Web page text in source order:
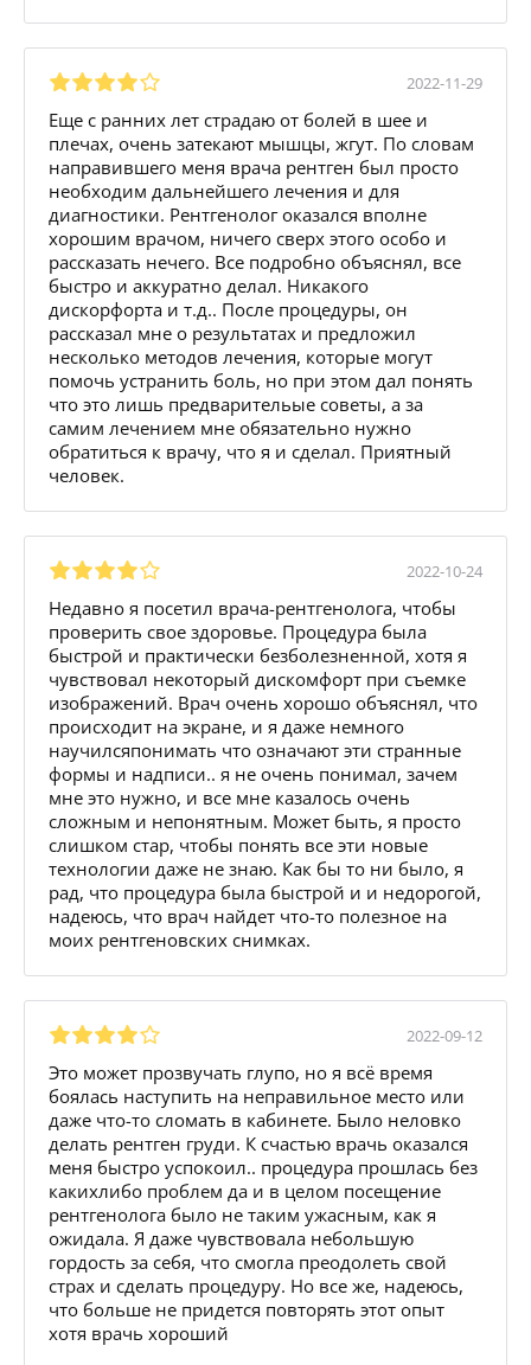
2022-11-29
Еще с ранних лет страдаю от болей в шее и
плечах, очень затекают мышцы, жгут. По словам
направившего меня врача рентген был просто
необходим дальнейшего лечения и для
диагностики. Рентгенолог оказался вполне
хорошим врачом, ничего сверх этого особо и
рассказать нечего. Все подробно объяснял, все
быстро и аккуратно делал. Никакого
дискорфорта и т.д.. После процедуры, он
рассказал мне о результатах и предложил
несколько методов лечения, которые могут
помочь устранить боль, но при этом дал понять
что это лишь предварительые советы, а за
самим лечением мне обязательно нужно
обратиться к врачу, что я и сделал. Приятный
человек.
2022-10-24
Недавно я посетил врача-рентгенолога, чтобы
проверить свое здоровье. Процедура была
быстрой и практически безболезненной, хотя я
чувствовал некоторый дискомфорт при съемке
изображений. Врач очень хорошо объяснял, что
происходит на экране, и я даже немного
научилсяпонимать что означают эти странные
формы и надписи.. я не очень понимал, зачем
мне это нужно, и все мне казалось очень
сложным и непонятным. Может быть, я просто
слишком стар, чтобы понять все эти новые
технологии даже не знаю. Как бы то ни было, я
рад, что процедура была быстрой и и недорогой,
надеюсь, что врач найдет что-то полезное на
моих рентгеновских снимках.
2022-09-12
Это может прозвучать глупо, но я всё время
боялась наступить на неправильное место или
даже что-то сломать в кабинете. Было неловко
делать рентген груди. К счастью врачь оказался
меня быстро успокоил.. процедура прошлась без
какихлибо проблем да и в целом посещение
рентгенолога было не таким ужасным, как я
ожидала. Я даже чувствовала небольшую
гордость за себя, что смогла преодолеть свой
страх и сделать процедуру. Но все же, надеюсь,
что больше не придется повторять этот опыт
хотя врачь хороший